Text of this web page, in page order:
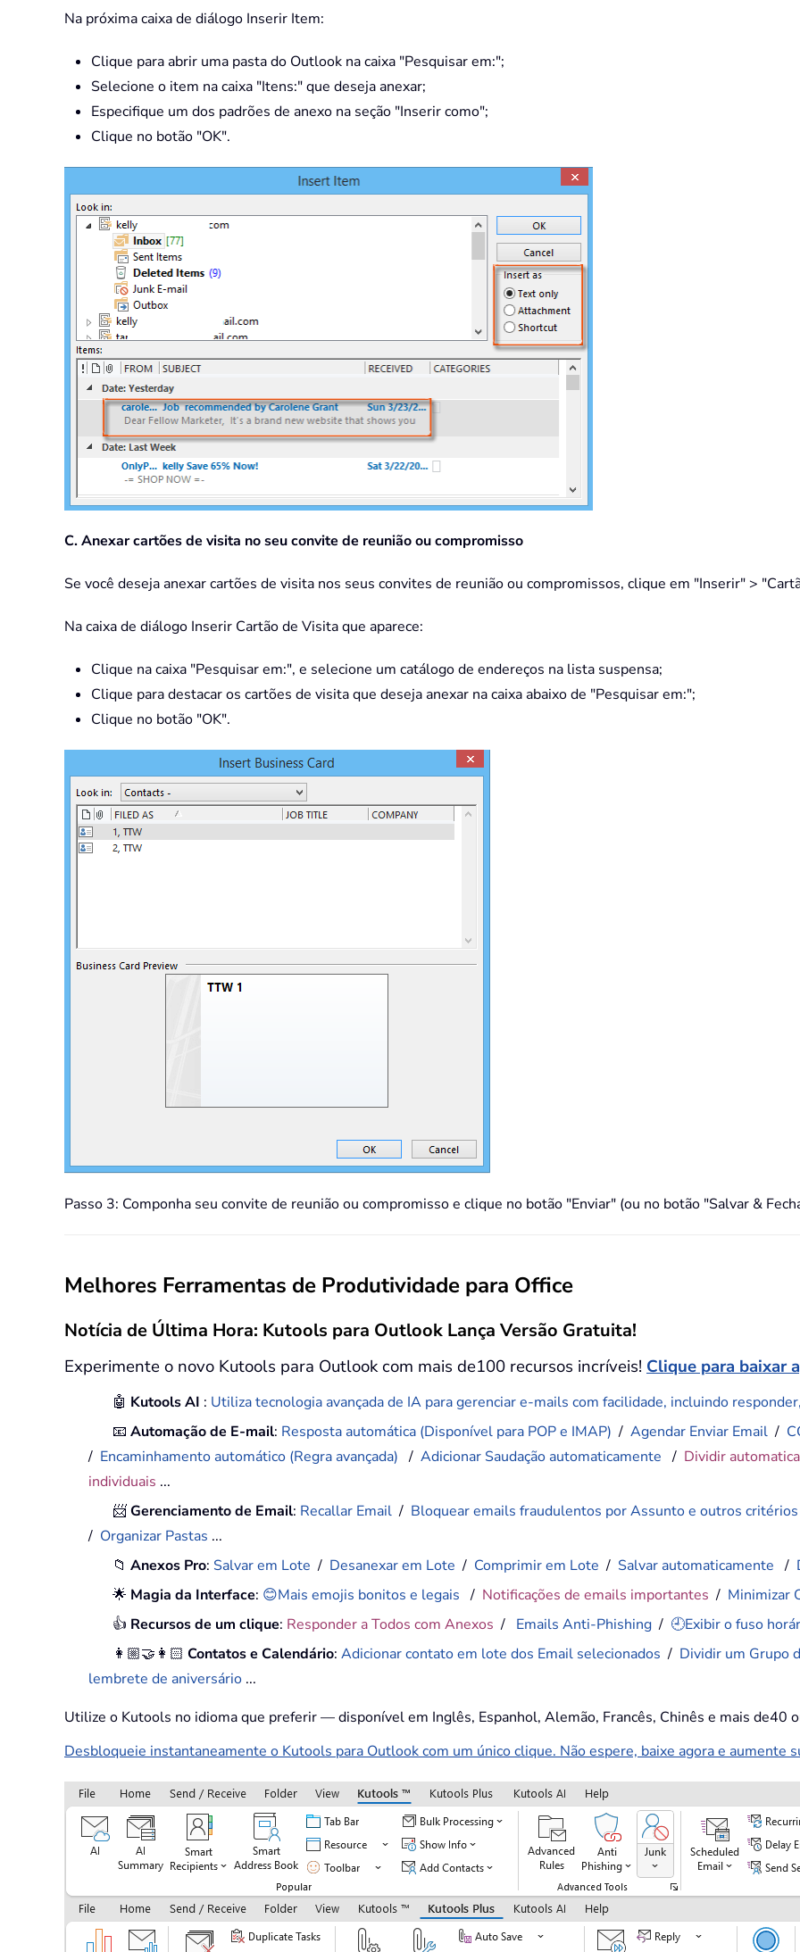
Na próxima caixa de diálogo Inserir Item:
Clique para abrir uma pasta do Outlook na caixa "Pesquisar em:";
Selecione o item na caixa "Itens:" que deseja anexar;
Especifique um dos padrões de anexo na seção "Inserir como";
Clique no botão "OK".
C. Anexar cartões de visita no seu convite de reunião ou compromisso
Se você deseja anexar cartões de visita nos seus convites de reunião ou compromissos, clique em "Inserir" >
Na caixa de diálogo Inserir Cartão de Visita que aparece:
Clique na caixa "Pesquisar em:", e selecione um catálogo de endereços na lista suspensa;
Clique para destacar os cartões de visita que deseja anexar na caixa abaixo de "Pesquisar em:";
Clique no botão "OK".
Passo 3: Componha seu convite de reunião ou compromisso e clique no botão "Enviar" (ou no botão "Salvar &
Melhores Ferramentas de Produtividade para Office
Notícia de Última Hora: Kutools para Outlook Lança Versão Gratuita!
Experimente o novo Kutools para Outlook com mais de100 recursos incríveis! Clique para baixar
🤖 Kutools AI : Utiliza tecnologia avançada de IA para gerenciar e-mails com facilidade, incluindo
📧Automação de E-mail: Resposta automática (Disponível para POP e IMAP) /Agendar Enviar Email /
/ Encaminhamento automático (Regra avançada) /Adicionar Saudação automaticamente / Dividir
individuais ...
📨Gerenciamento de Email: Recallar Email / Bloquear emails fraudulentos por Assunto e outros critérios
/ Organizar Pastas ...
📁Anexos Pro: Salvar em Lote / Desanexar em Lote / Comprimir em Lote / Salvar automaticamente /
🌟 Magia da Interface: 😊Mais emojis bonitos e legais / Notificações de emails importantes / Minimizar
👍 Recursos de um clique: Responder a Todos com Anexos / Emails Anti-Phishing / 🕘Exibir o fuso
👩🏼‍🤝‍👩🏻Contatos e Calendário:Adicionar contato em lote dos Email selecionados / Dividir um Grupo
lembrete de aniversário ...
Utilize o Kutools no idioma que preferir — disponível em Inglês, Espanhol, Alemão, Francês, Chinês e mais de40
Desbloqueie instantaneamente o Kutools para Outlook com um único clique. Não espere, baixe agora e aumente